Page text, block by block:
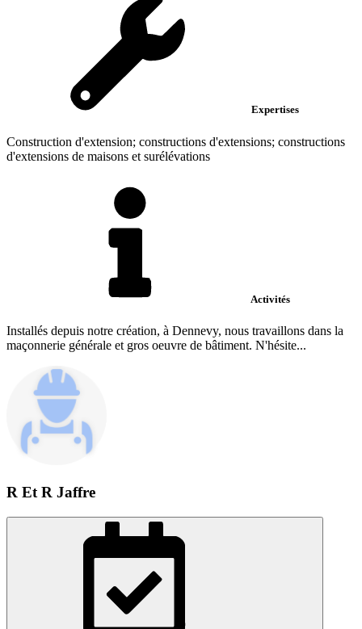
Expertises
Construction d'extension; constructions d'extensions; constructions
d'extensions de maisons et surélévations
Activités
Installés depuis notre création, à Dennevy, nous travaillons dans la
maçonnerie générale et gros oeuvre de bâtiment. N'hésite...
R Et R Jaffre